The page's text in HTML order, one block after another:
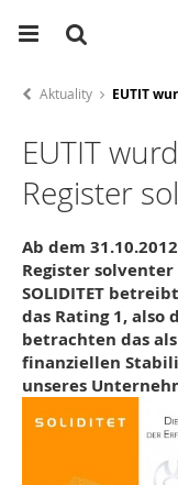
Aktuality EUTIT
EUTIT
Register
Ab dem
Register
SOLIDITET
das Rating 1,
betrachten das
finanziellen
unseres